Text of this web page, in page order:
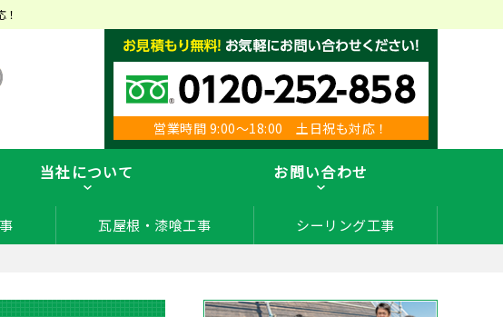
営業時間 9:00～18:00 土日祝も対応！
当社について お問い合わせ
瓦屋根・漆喰工事 シーリング工事